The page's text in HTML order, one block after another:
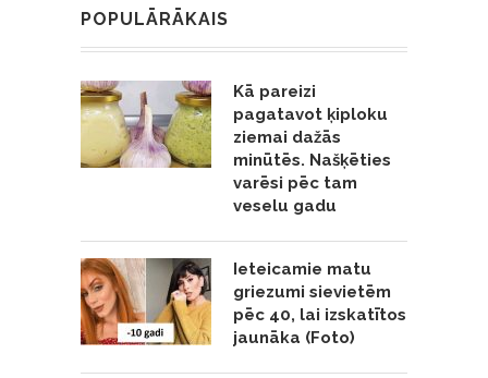
POPULĀRĀKAIS
Kā pareizi
pagatavot ķiploku
ziemai dažās
minūtēs. Našķēties
varēsi pēc tam
veselu gadu
Ieteicamie matu
griezumi sievietēm
pēc 40, lai izskatītos
jaunāka (Foto)